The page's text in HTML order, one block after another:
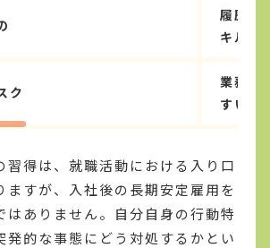
履歴書
キル
ク
業務の
すい
習得は、就職活動における入り口
ますが、入社後の長期安定雇用を
はありません。自分自身の行動特
発的な事態にどう対処するかとい